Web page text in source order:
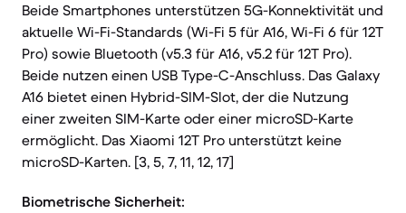
Beide Smartphones unterstützen 5G-Konnektivität und
aktuelle Wi-Fi-Standards (Wi-Fi 5 für A16, Wi-Fi 6 für 12T
Pro) sowie Bluetooth (v5.3 für A16, v5.2 für 12T Pro).
Beide nutzen einen USB Type-C-Anschluss. Das Galaxy
A16 bietet einen Hybrid-SIM-Slot, der die Nutzung
einer zweiten SIM-Karte oder einer microSD-Karte
ermöglicht. Das Xiaomi 12T Pro unterstützt keine
microSD-Karten. [3, 5, 7, 11, 12, 17]
Biometrische Sicherheit: